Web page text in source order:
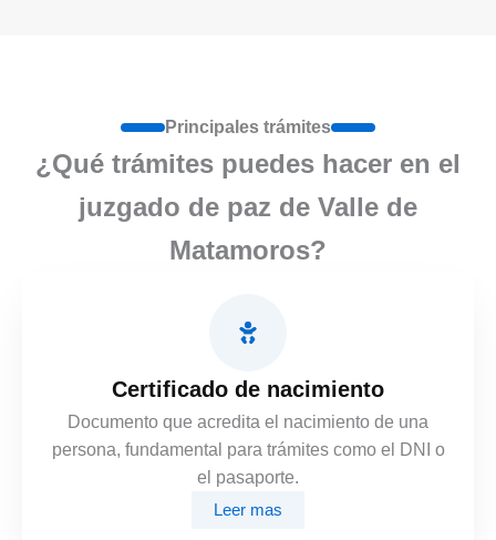
Principales trámites
¿Qué trámites puedes hacer en el
juzgado de paz de Valle de
Matamoros?
Certificado de nacimiento
Documento que acredita el nacimiento de una
persona, fundamental para trámites como el DNI o
el pasaporte.
Leer mas